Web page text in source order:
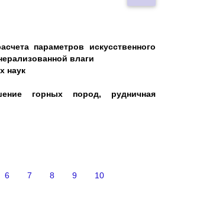
параметров искусственного
влаги
наук
горных пород, рудничная
6 7 8 9 10